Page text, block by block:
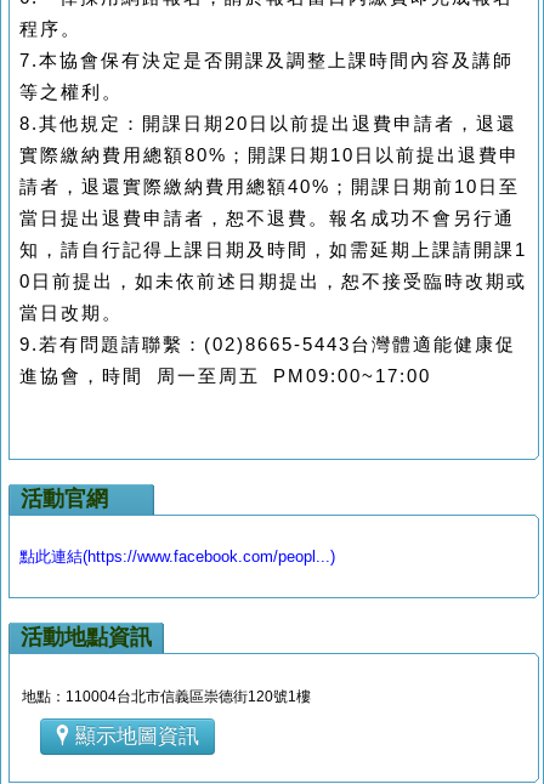
程序。
7.本協會保有決定是否開課及調整上課時間內容及講師
等之權利。
8.其他規定：開課日期20日以前提出退費申請者，退還
實際繳納費用總額80%；開課日期10日以前提出退費申
請者，退還實際繳納費用總額40%；開課日期前10日至
當日提出退費申請者，恕不退費。報名成功不會另行通
知，請自行記得上課日期及時間，如需延期上課請開課1
0日前提出，如未依前述日期提出，恕不接受臨時改期或
當日改期。
9.若有問題請聯繫：(02)8665-5443台灣體適能健康促
進協會，時間 周一至周五 PM09:00~17:00
活動官網
點此連結(https://www.facebook.com/peopl...)
活動地點資訊
地點：110004台北市信義區崇德街120號1樓
顯示地圖資訊